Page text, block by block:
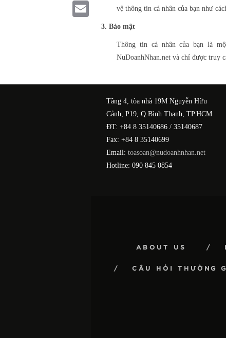
vệ thông tin cá nhân của bạn như
3. Bảo mật
Thông tin cá nhân của bạn là
NuDoanhNhan.net và chỉ được truy
Twitter
Tầng 4, tòa nhà 19M Nguyễn Hữu
Cảnh, P19, Q.Bình Thạnh, TP.HCM
ĐT: +84 8 35140686 / 35140687
Fax: +84 8 35140699
Email: toasoan@nudoanhnhan.net
Hotline: 090 845 0854
ABOUT US
CÂU HỎI THƯỜNG